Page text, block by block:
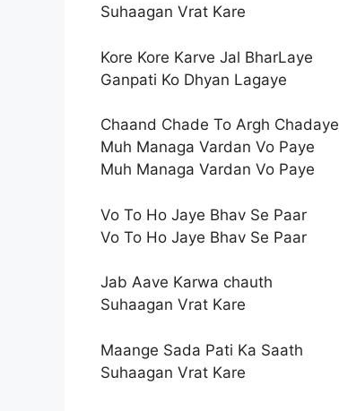
Suhaagan Vrat Kare
Kore Kore Karve Jal BharLaye
Ganpati Ko Dhyan Lagaye
Chaand Chade To Argh Chadaye
Muh Managa Vardan Vo Paye
Muh Managa Vardan Vo Paye
Vo To Ho Jaye Bhav Se Paar
Vo To Ho Jaye Bhav Se Paar
Jab Aave Karwa chauth
Suhaagan Vrat Kare
Maange Sada Pati Ka Saath
Suhaagan Vrat Kare